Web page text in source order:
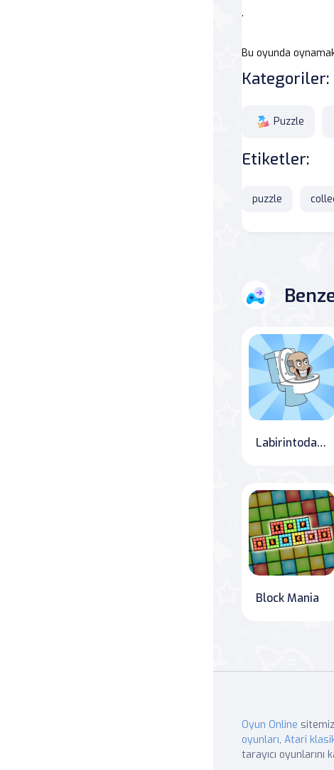
.
Bu oyunda
Kategoriler:
Puzzle
Etiketler:
puzzle
Labirintoda: Skibidi's Challenge
Block Mania
Oyun Online
oyunları, Atari
tarayıcı